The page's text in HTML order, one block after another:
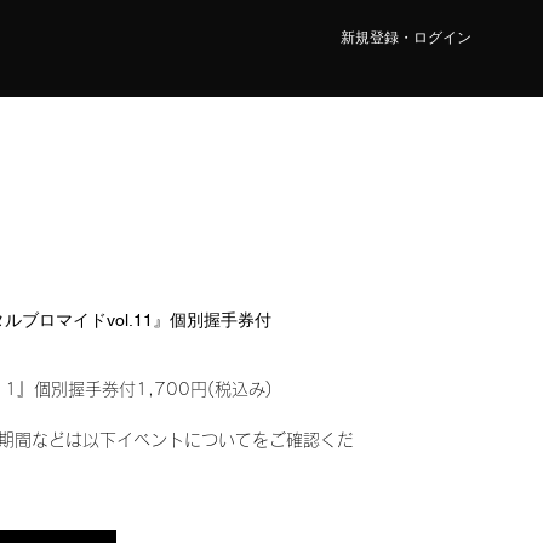
新規登録・ログイン
ブロマイドvol.11』個別握手券付
』個別握手券付1,700円(税込み)
間などは以下イベントについてをご確認くだ